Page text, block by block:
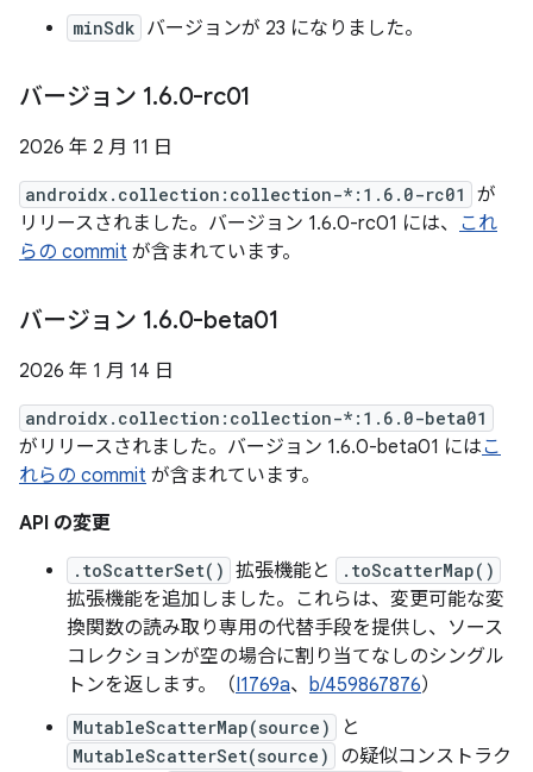
minSdk バージョンが 23 になりました。
バージョン 1.6.0-rc01
2026 年 2 月 11 日
androidx.collection:collection-*:1.6.0-rc01
が
リリースされました。バージョン 1.6.0-rc01 には、 これ
らの commit が含まれています。
バージョン 1.6.0-beta01
2026 年 1 月 14 日
androidx.collection:collection-*:1.6.0-beta01
がリリースされました。バージョン 1.6.0-beta01 にはこ
れらの commit が含まれています。
API の変更
.toScatterSet() 拡張機能と .toScatterMap()
拡張機能を追加しました。これらは、変更可能な変
換関数の読み取り専用の代替手段を提供し、ソース
コレクションが空の場合に割り当てなしのシングル
トンを返します。（I1769a、 b/459867876）
MutableScatterMap(source) と
MutableScatterSet(source)
の疑似コンストラク